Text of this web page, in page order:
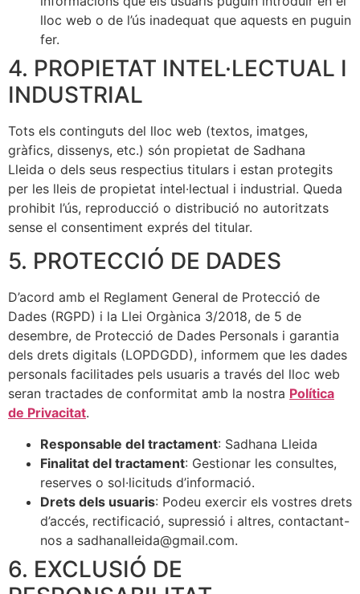
lloc web o de l’ús inadequat que aquests en puguin
fer.
4. PROPIETAT INTEL·LECTUAL I
INDUSTRIAL
Tots els continguts del lloc web (textos, imatges,
gràfics, dissenys, etc.) són propietat de Sadhana
Lleida o dels seus respectius titulars i estan protegits
per les lleis de propietat intel·lectual i industrial. Queda
prohibit l’ús, reproducció o distribució no autoritzats
sense el consentiment exprés del titular.
5. PROTECCIÓ DE DADES
D’acord amb el Reglament General de Protecció de
Dades (RGPD) i la Llei Orgànica 3/2018, de 5 de
desembre, de Protecció de Dades Personals i garantia
dels drets digitals (LOPDGDD), informem que les dades
personals facilitades pels usuaris a través del lloc web
seran tractades de conformitat amb la nostra Política
de Privacitat.
Responsable del tractament: Sadhana Lleida
Finalitat del tractament: Gestionar les consultes,
reserves o sol·licituds d’informació.
Drets dels usuaris: Podeu exercir els vostres drets
d’accés, rectificació, supressió i altres, contactant-
nos a sadhanalleida@gmail.com.
6. EXCLUSIÓ DE